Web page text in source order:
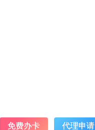
免费办卡 代理申请